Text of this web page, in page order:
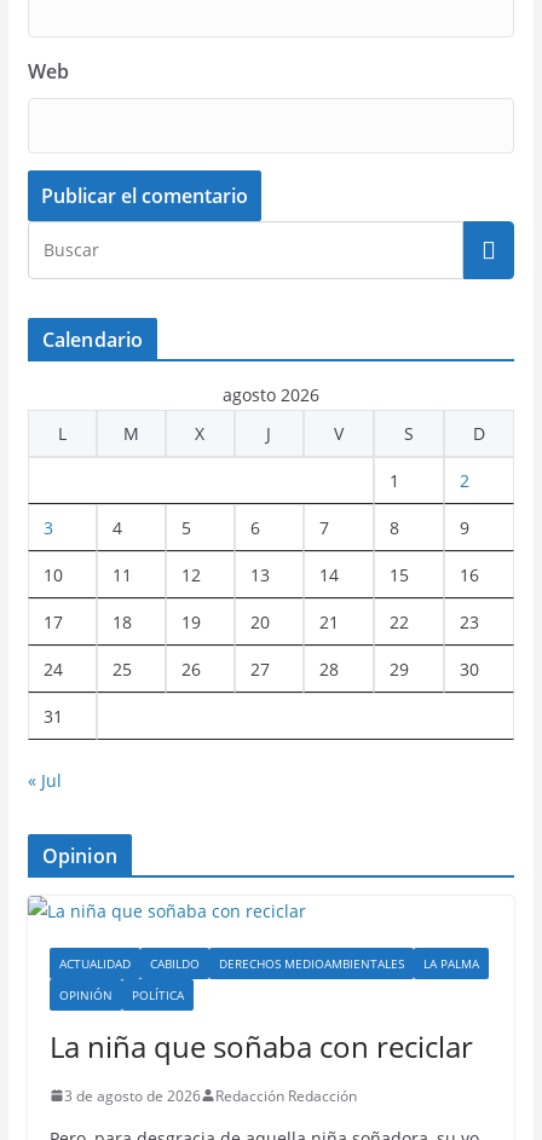
Web
Calendario
agosto 2026
L
M X J V S D
1 2
3 4 5 6 7 8 9
10 11 12 13 14 15 16
17 18 19 20 21 22 23
24 25 26 27 28 29 30
31
« Jul
Opinion
ACTUALIDAD CABILDO DERECHOS MEDIOAMBIENTALES
LA PALMA
OPINIÓN
POLÍTICA
La niña que soñaba con reciclar
3 de agosto de 2026 Redacción Redacción